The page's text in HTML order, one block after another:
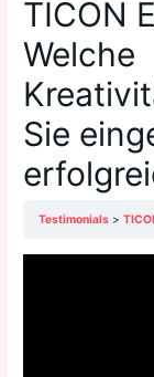
TICON
Welche
Sie
Testimonials TICON